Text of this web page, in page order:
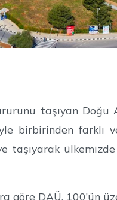
taşıyan Doğu
birbirinden farklı
taşıyarak
göre DAÜ, 100’ün